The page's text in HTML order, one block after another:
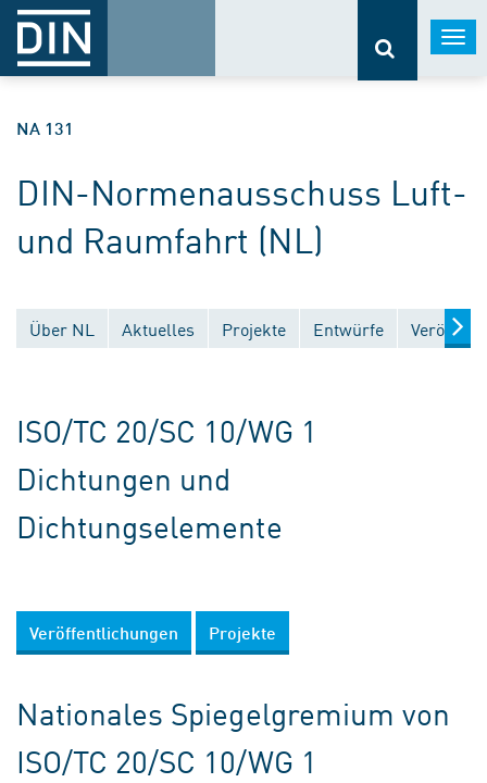
NA 131
DIN-Normenausschuss Luft-
und Raumfahrt (NL)
Über NL Aktuelles Projekte Entwürfe
ISO/TC 20/SC 10/WG 1
Dichtungen und
Dichtungselemente
Veröffentlichungen Projekte
Nationales Spiegelgremium von
ISO/TC 20/SC 10/WG 1